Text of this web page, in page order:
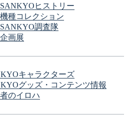
ヒストリー
種コレクション
調査隊
画展
キャラクターズ
グッズ・コンテンツ情報
のイロハ